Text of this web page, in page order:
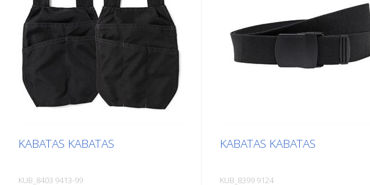
KABATAS KABATAS
KUB_8403 9413-99
KABATAS KABATAS
KUB_8399 9124